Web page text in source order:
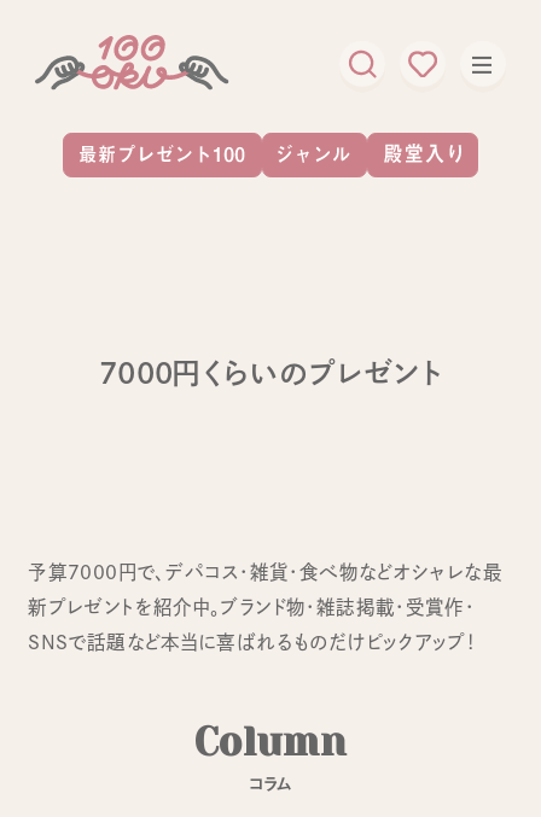
7000円くらいのプレゼント
予算7000円で、デパコス・雑貨・食べ物などオシャレな最
新プレゼントを紹介中。ブランド物・雑誌掲載・受賞作・
SNSで話題など本当に喜ばれるものだけピックアップ！
Column
コラム